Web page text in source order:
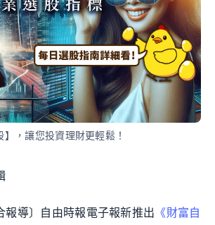
，讓您投資理財更輕鬆！
報導〕自由時報電子報新推出 《財富自